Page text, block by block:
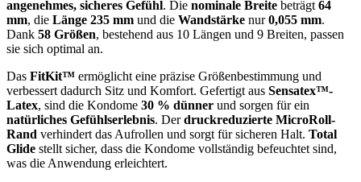
angenehmes, sicheres Gefühl. Die nominale Breite beträgt 64
mm, die Länge 235 mm und die Wandstärke nur0,055 mm.
Dank 58 Größen, bestehend aus 10 Längen und 9 Breiten, passen
sie sich optimal an.
Das FitKit™ ermöglicht eine präzise Größenbestimmung und
verbessert dadurch Sitz und Komfort. Gefertigt aus Sensatex™-
Latex, sind die Kondome 30 % dünner und sorgen für ein
natürliches Gefühlserlebnis. Derdruckreduzierte MicroRoll-
Rand verhindert das Aufrollen und sorgt für sicheren Halt. Total
Glide stellt sicher, dass die Kondome vollständig befeuchtet sind,
was die Anwendung erleichtert.